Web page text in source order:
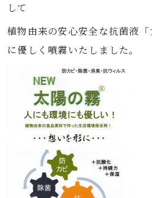
して
植物由来の安心安全な抗菌液
に優しく噴霧いたしました。